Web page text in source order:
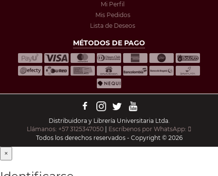
Mi Perfil
Mis Pedidos
Lista de Deseos
MÉTODOS DE PAGO
Distribuidora y Librería Universitaria Ltda.
Llámanos: +57 3125347050 | Escríbenos por WhatsApp:
Todos los derechos reservados - Copyright © 2026
×